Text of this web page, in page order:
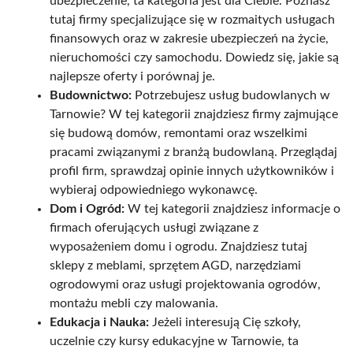
tutaj firmy specjalizujące się w rozmaitych usługach
finansowych oraz w zakresie ubezpieczeń na życie,
nieruchomości czy samochodu. Dowiedz się, jakie są
najlepsze oferty i porównaj je.
Budownictwo: Potrzebujesz usług budowlanych w
Tarnowie? W tej kategorii znajdziesz firmy zajmujące
się budową domów, remontami oraz wszelkimi
pracami związanymi z branżą budowlaną. Przeglądaj
profil firm, sprawdzaj opinie innych użytkowników i
wybieraj odpowiedniego wykonawcę.
Dom i Ogród: W tej kategorii znajdziesz informacje o
firmach oferujących usługi związane z
wyposażeniem domu i ogrodu. Znajdziesz tutaj
sklepy z meblami, sprzętem AGD, narzędziami
ogrodowymi oraz usługi projektowania ogrodów,
montażu mebli czy malowania.
Edukacja i Nauka: Jeżeli interesują Cię szkoły,
uczelnie czy kursy edukacyjne w Tarnowie, ta